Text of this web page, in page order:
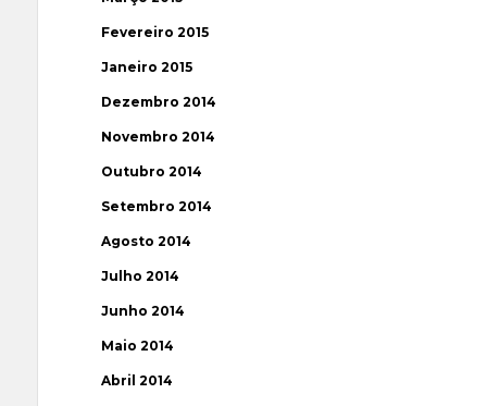
Fevereiro 2015
Janeiro 2015
Dezembro 2014
Novembro 2014
Outubro 2014
Setembro 2014
Agosto 2014
Julho 2014
Junho 2014
Maio 2014
Abril 2014